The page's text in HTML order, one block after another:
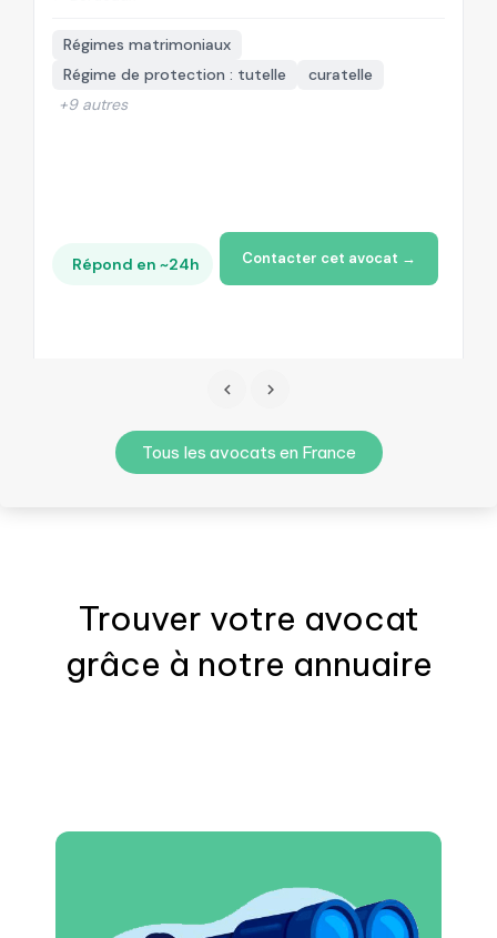
Régimes matrimoniaux
Régime de protection : tutelle
curatelle
+9 autres
Répond en ~24h Contacter cet avocat →
Tous les avocats en France
Trouver votre avocat
grâce à notre annuaire